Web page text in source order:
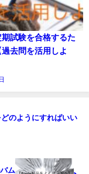
期試験を合格するた
去問を活用しよ
のようにすればいい
ム